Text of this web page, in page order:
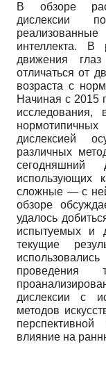
В обзоре
дислексии
интеллекта.
движения
отличаться от
возраста с
Начиная с 2015
исследования,
дислексией
различных
использующих
сложные — с
обзоре
удалось
испытуемых и
текущие
проведения
дислексии с
методов
влияние на